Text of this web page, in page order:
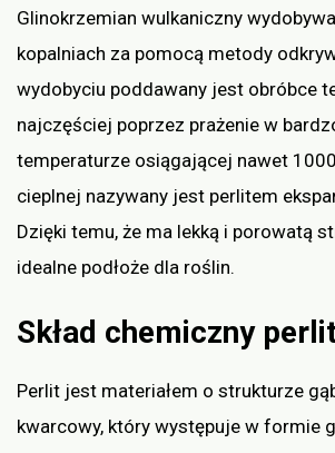
Glinokrzemian wulkaniczny
kopalniach za pomocą metody
wydobyciu poddawany jest obróbce
najczęściej poprzez prażenie w
temperaturze osiągającej nawet
cieplnej nazywany jest perlitem
Dzięki temu, że ma lekką i porowatą
idealne podłoże dla roślin.
Skład chemiczny
Perlit jest materiałem o strukturze
kwarcowy, który występuje w formie